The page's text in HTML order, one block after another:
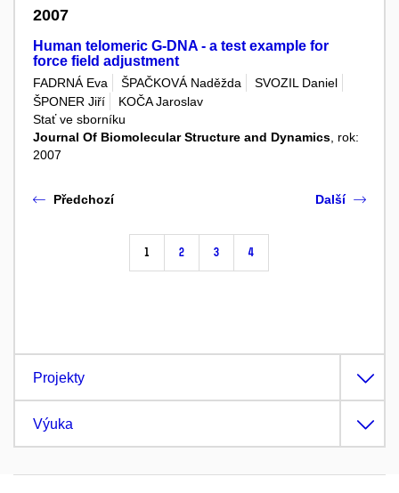
2007
Human telomeric G-DNA - a test example for
force field adjustment
FADRNÁ Eva ŠPAČKOVÁ Naděžda
SVOZIL Daniel
ŠPONER Jiří
KOČA Jaroslav
Stať ve sborníku
Journal Of Biomolecular Structure and Dynamics, rok:
2007
Předchozí
1 2 3 4
Další
Projekty
Výuka